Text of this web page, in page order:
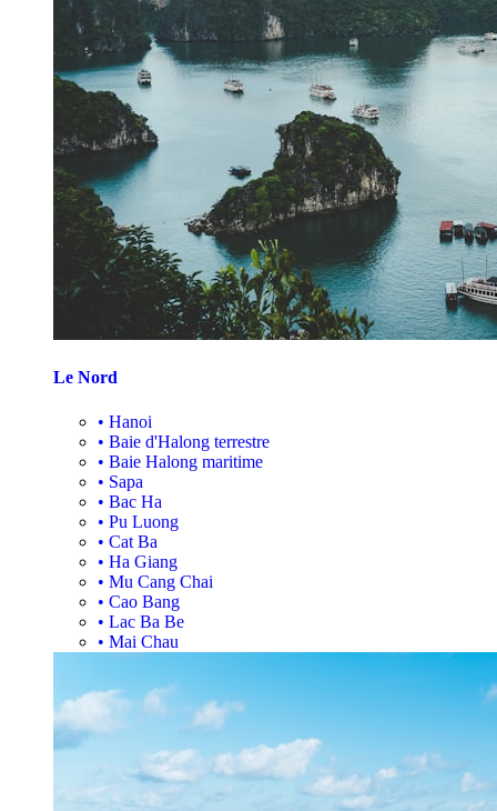
Le Nord
• Hanoi
• Baie d'Halong terrestre
• Baie Halong maritime
• Sapa
• Bac Ha
• Pu Luong
• Cat Ba
• Ha Giang
• Mu Cang Chai
• Cao Bang
• Lac Ba Be
• Mai Chau